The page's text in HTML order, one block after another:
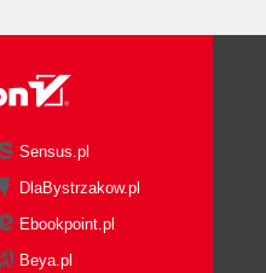
Sensus.pl
DlaBystrzakow.pl
Ebookpoint.pl
Beya.pl